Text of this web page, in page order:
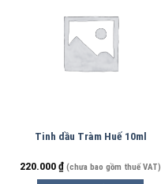
Tinh dầu Tràm Huế 10ml
220.000₫ (chưa bao gồm thuế VAT)